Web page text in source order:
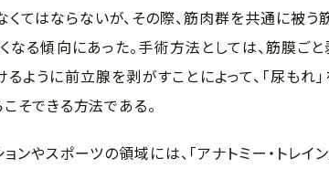
てはならないが、その際、筋肉群を共通に被う
くなる傾向にあった。手術方法としては、筋膜
るように前立腺を剥がすことによって、「尿も
そできる方法である。
ンやスポーツの領域には、「アナトミー・トレ